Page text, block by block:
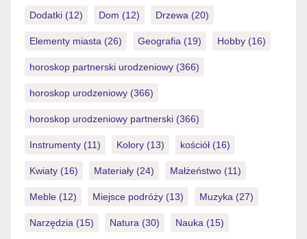
Dodatki (12) Dom (12) Drzewa (20)
Elementy miasta (26) Geografia (19) Hobby (16)
horoskop partnerski urodzeniowy (366)
horoskop urodzeniowy (366)
horoskop urodzeniowy partnerski (366)
Instrumenty (11) Kolory (13) kościół (16)
Kwiaty (16) Materiały (24) Małżeństwo (11)
Meble (12) Miejsce podróży (13) Muzyka (27)
Narzędzia (15) Natura (30) Nauka (15)